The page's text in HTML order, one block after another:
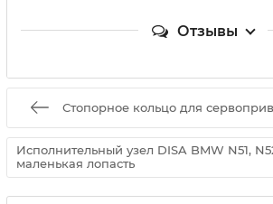
Отзывы
Стопорное кольцо для
Исполнительный узел DISA BMW N51,
маленькая лопасть